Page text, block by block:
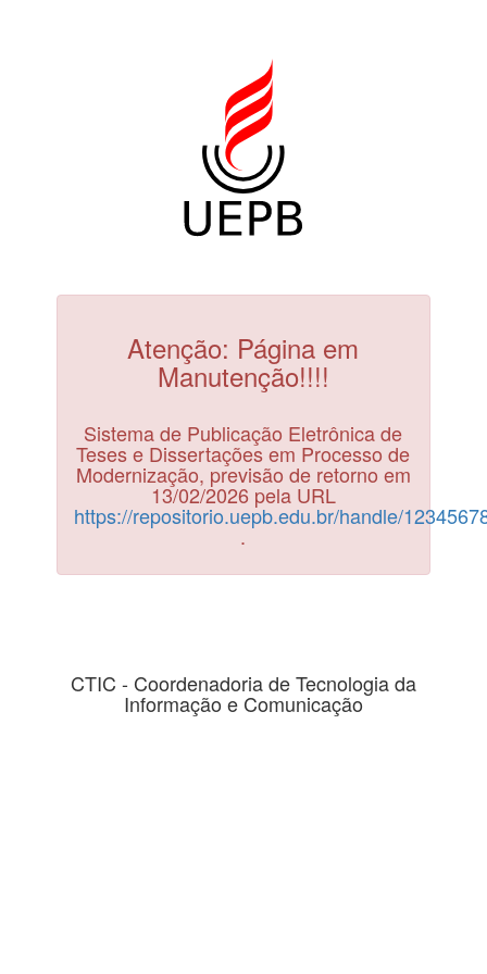
Atenção: Página em
Manutenção!!!!
Sistema de Publicação Eletrônica de
Teses e Dissertações em Processo de
Modernização, previsão de retorno em
13/02/2026 pela URL
https://repositorio.uepb.edu.br/handle/
.
CTIC - Coordenadoria de Tecnologia da
Informação e Comunicação